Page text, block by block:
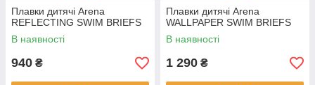
Плавки дитячі Arena
REFLECTING SWIM BRIEFS
В наявності
940 ₴
Плавки дитячі Arena
WALLPAPER SWIM BRIEFS
В наявності
1 290 ₴